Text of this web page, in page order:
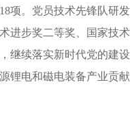
项。党员技术先锋队
进步奖二等奖、国家技
续落实新时代党的建
锂电和磁电装备产业贡献